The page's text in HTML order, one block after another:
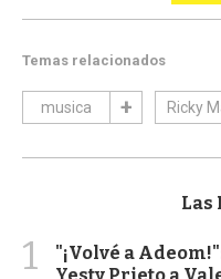
Temas relacionados
musica Ricky
Las
1
"¡Volvé a